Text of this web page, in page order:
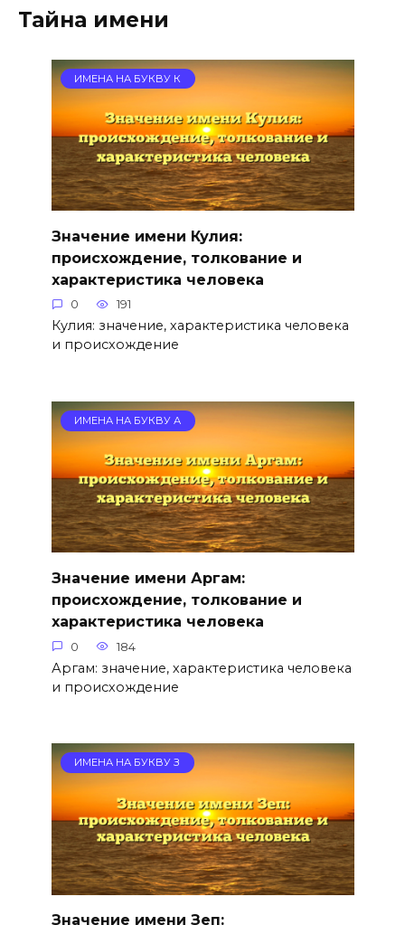
Тайна имени
ИМЕНА НА БУКВУ К
Значение имени Кулия:
происхождение, толкование и
характеристика человека
0 191
Кулия: значение, характеристика человека
и происхождение
ИМЕНА НА БУКВУ А
Значение имени Аргам:
происхождение, толкование и
характеристика человека
0 184
Аргам: значение, характеристика человека
и происхождение
ИМЕНА НА БУКВУ З
Значение имени Зеп: